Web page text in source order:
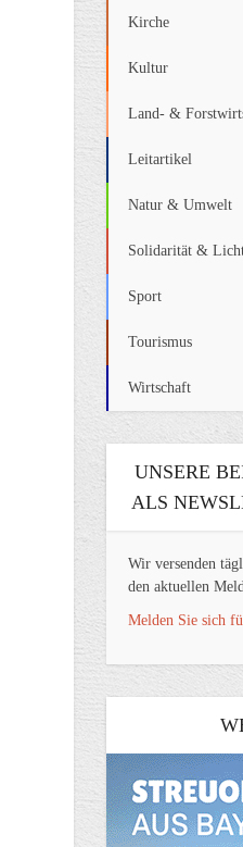
Kirche
Kultur
Land- &
Leitartikel
Natur & Umwelt
Solidarität &
Sport
Tourismus
Wirtschaft
UNSERE
ALS
Wir versenden
den aktuellen
Melden Sie sich